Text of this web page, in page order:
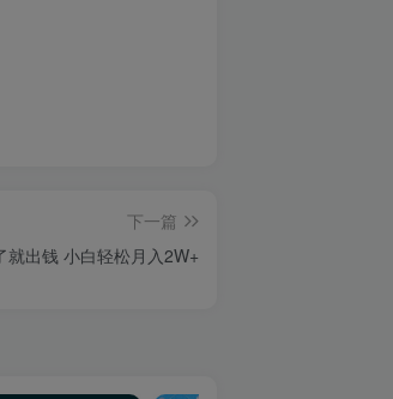
下一篇
最新AI头条号掘金 每天半小时 做了就出钱 小白轻松月入2W+